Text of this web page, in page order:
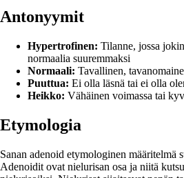
Antonyymit
Hypertrofinen: Tilanne, jossa
normaalia suuremmaksi
Normaali: Tavallinen,
Puuttua: Ei olla läsnä tai ei olla
Heikko: Vähäinen voimassa tai
Etymologia
Sanan adenoid etymologinen määritelmä
Adenoidit ovat nielurisan osa ja niitä